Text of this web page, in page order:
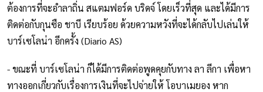
ต้องการที่จะอำลาถิ่น สแตมฟอร์ด บริดจ์ โดยเร็วที่สุด และได้มีการ
ติดต่อกับกุนซือ ชาบี เรียบร้อย ด้วยความหวังที่จะได้กลับไปเล่นให้
บาร์เซโลน่า อีกครั้ง (Diario AS)
- ขณะที่ บาร์เซโลน่า ก็ได้มีการติดต่อพูดคุยกับทาง ลา ลีกา เพื่อหา
ทางออกเกี่ยวกับเรื่องการเงินที่จะไปจ่ายให้ โอบาเมยอง หาก